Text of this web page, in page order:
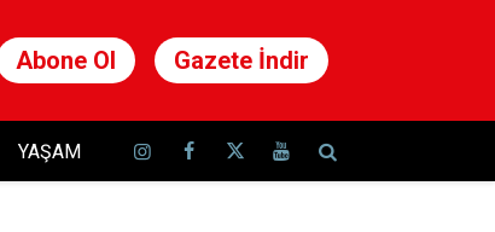
Abone Ol Gazete İndir
YAŞAM